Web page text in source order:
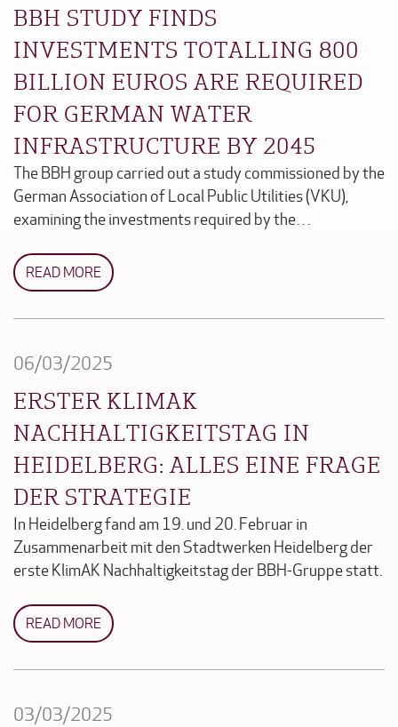
BBH STUDY FINDS
INVESTMENTS TOTALLING 800
BILLION EUROS ARE REQUIRED
FOR GERMAN WATER
INFRASTRUCTURE BY 2045
The BBH group carried out a study commissioned by the
German Association of Local Public Utilities (VKU),
examining the investments required by the…
READ MORE
06/03/2025
ERSTER KLIMAK
NACHHALTIGKEITSTAG IN
HEIDELBERG: ALLES EINE FRAGE
DER STRATEGIE
In Heidelberg fand am 19. und 20. Februar in
Zusammenarbeit mit den Stadtwerken Heidelberg der
erste KlimAK Nachhaltigkeitstag der BBH-Gruppe statt.
READ MORE
03/03/2025